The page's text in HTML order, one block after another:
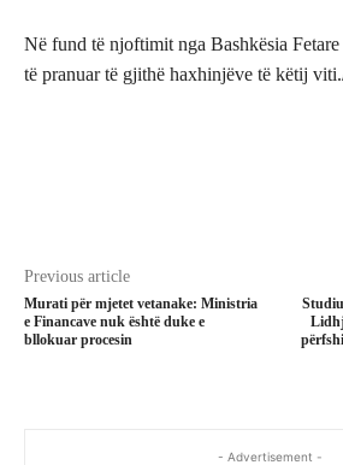
Në fund të njoftimit nga Bashkësia
të pranuar të gjithë haxhinjëve të këtij
Previous article
Murati për mjetet vetanake: Ministria
e Financave nuk është duke e
bllokuar procesin
- Advertisement -